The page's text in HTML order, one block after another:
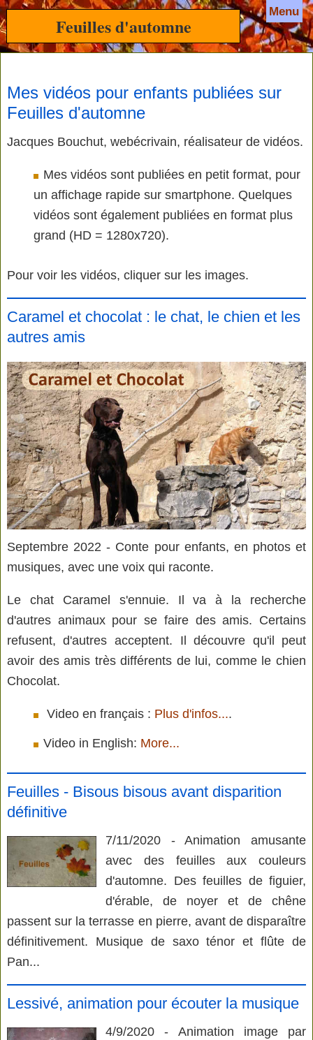
Feuilles d'automne
Menu
Mes vidéos pour enfants publiées sur
Feuilles d'automne
Jacques Bouchut, webécrivain, réalisateur de vidéos.
Mes vidéos sont publiées en petit format, pour
un affichage rapide sur smartphone. Quelques
vidéos sont également publiées en format plus
grand (HD = 1280x720).
Pour voir les vidéos, cliquer sur les images.
Caramel et chocolat : le chat, le chien et les
autres amis
Septembre 2022 - Conte pour enfants, en photos et
musiques, avec une voix qui raconte.
Le chat Caramel s'ennuie. Il va à la recherche
d'autres animaux pour se faire des amis. Certains
refusent, d'autres acceptent. Il découvre qu'il peut
avoir des amis très différents de lui, comme le chien
Chocolat.
Video en français : Plus d'infos....
Video in English: More...
Feuilles - Bisous bisous avant disparition
définitive
7/11/2020 - Animation amusante
avec des feuilles aux couleurs
d'automne. Des feuilles de figuier,
d'érable, de noyer et de chêne
passent sur la terrasse en pierre, avant de disparaître
définitivement. Musique de saxo ténor et flûte de
Pan...
Lessivé, animation pour écouter la musique
4/9/2020 - Animation image par